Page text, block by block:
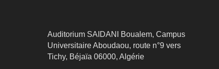
Auditorium SAIDANI Boualem, Campus
Universitaire Aboudaou, route n°9 vers
Tichy, Béjaïa 06000, Algérie